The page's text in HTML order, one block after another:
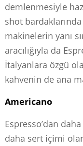
demlenmesiyle
shot
makinelerin yanı
aracılığıyla da
İtalyanlara özgü
kahvenin de ana
Americano
Espresso’dan
daha sert içimi